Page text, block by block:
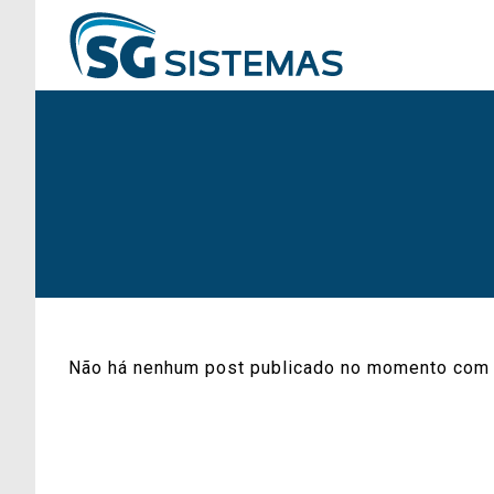
Não há nenhum post publicado no momento